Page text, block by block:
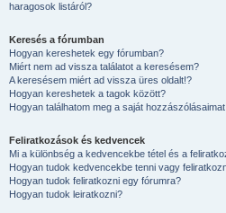
haragosok listáról?
Keresés a fórumban
Hogyan kereshetek egy fórumban?
Miért nem ad vissza találatot a keresésem?
A keresésem miért ad vissza üres oldalt!?
Hogyan kereshetek a tagok között?
Hogyan találhatom meg a saját
Feliratkozások és kedvencek
Mi a különbség a kedvencekbe tétel és a
Hogyan tudok kedvencekbe tenni vagy
Hogyan tudok feliratkozni egy fórumra?
Hogyan tudok leiratkozni?